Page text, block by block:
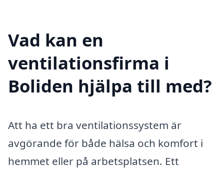
Vad kan en
ventilationsfirma i
Boliden hjälpa till med?
Att ha ett bra ventilationssystem är
avgörande för både hälsa och komfort i
hemmet eller på arbetsplatsen. Ett